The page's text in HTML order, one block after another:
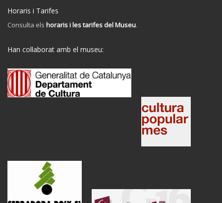
Horaris i Tarifes
Consulta els horaris i les tarifes del Museu.
Han col·laborat amb el museu: